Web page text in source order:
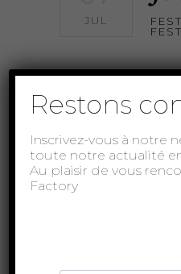
JUL
Restons
Inscrivez-vous à notre
toute notre actualité
Au plaisir de vous
Factory